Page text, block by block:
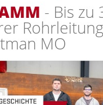
- Bis zu
MO